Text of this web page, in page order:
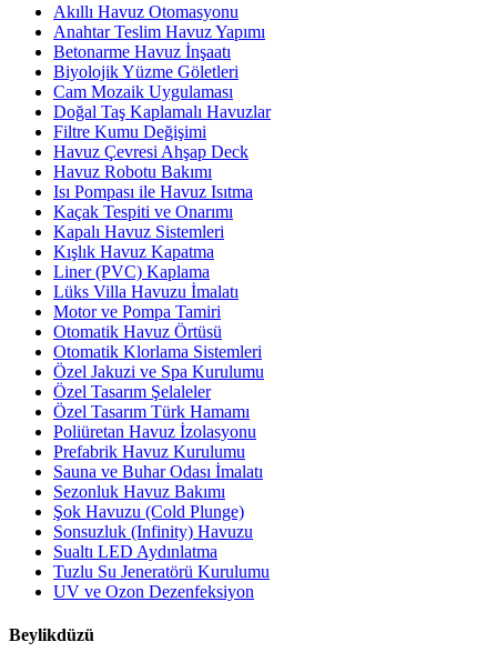
Akıllı Havuz Otomasyonu
Anahtar Teslim Havuz Yapımı
Betonarme Havuz İnşaatı
Biyolojik Yüzme Göletleri
Cam Mozaik Uygulaması
Doğal Taş Kaplamalı Havuzlar
Filtre Kumu Değişimi
Havuz Çevresi Ahşap Deck
Havuz Robotu Bakımı
Isı Pompası ile Havuz Isıtma
Kaçak Tespiti ve Onarımı
Kapalı Havuz Sistemleri
Kışlık Havuz Kapatma
Liner (PVC) Kaplama
Lüks Villa Havuzu İmalatı
Motor ve Pompa Tamiri
Otomatik Havuz Örtüsü
Otomatik Klorlama Sistemleri
Özel Jakuzi ve Spa Kurulumu
Özel Tasarım Şelaleler
Özel Tasarım Türk Hamamı
Poliüretan Havuz İzolasyonu
Prefabrik Havuz Kurulumu
Sauna ve Buhar Odası İmalatı
Sezonluk Havuz Bakımı
Şok Havuzu (Cold Plunge)
Sonsuzluk (Infinity) Havuzu
Sualtı LED Aydınlatma
Tuzlu Su Jeneratörü Kurulumu
UV ve Ozon Dezenfeksiyon
Beylikdüzü